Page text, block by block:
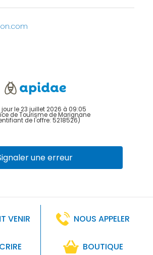
jour le 23 juillet 2026 à 09:05
de Tourisme de Marignane
de l'offre: 5218526)
une erreur
VENIR NOUS APPELER
BOUTIQUE